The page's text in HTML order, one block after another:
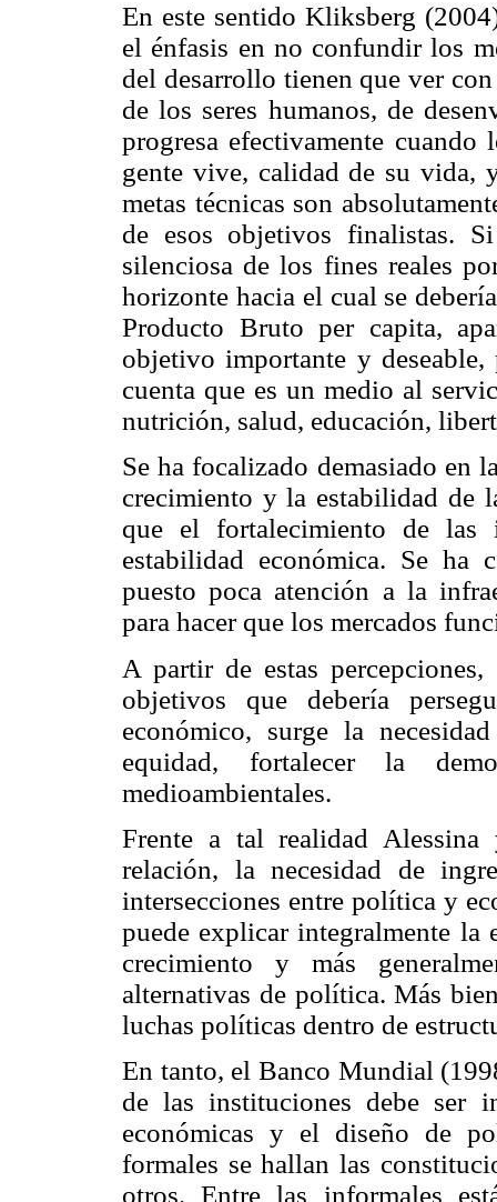
En este sentido Kliksberg
el énfasis en no confundir los
del desarrollo tienen que ver
de los seres humanos, de
progresa efectivamente
gente vive, calidad de su vida,
metas técnicas son
de esos objetivos finalistas.
silenciosa de los fines reales
horizonte hacia el cual se
Producto Bruto per capita,
objetivo importante y
cuenta que es un medio al
nutrición, salud, educación,
Se ha focalizado demasiado en
crecimiento y la estabilidad de
que el fortalecimiento de las
estabilidad económica. Se ha
puesto poca atención a la
para hacer que los mercados
A partir de estas
objetivos que debería
económico, surge la
equidad, fortalecer la
medioambientales.
Frente a tal realidad
relación, la necesidad de
intersecciones entre política y
puede explicar integralmente la
crecimiento y más
alternativas de política. Más
luchas políticas dentro de
En tanto, el Banco Mundial
de las instituciones debe ser
económicas y el diseño de
formales se hallan las
otros. Entre las informales